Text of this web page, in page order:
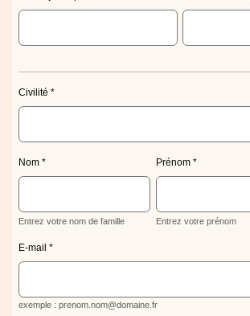
Civilité
Nom
Entrez votre nom de famille
Prénom
Entrez votre prénom
E-mail
exemple : prenom.nom@domaine.fr